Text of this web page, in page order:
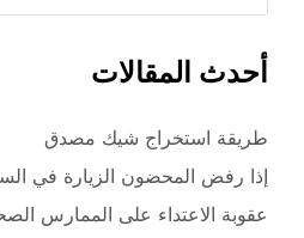
أحدث المقالات
طريقة استخراج شيك مصدق
إذا رفض المحضون الزيارة في
عقوبة الاعتداء على الممارس